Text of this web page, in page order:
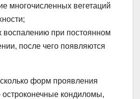
многочисленных вегетаций
воспалению при постоянном
после чего появляются
форм проявления
кондиломы,